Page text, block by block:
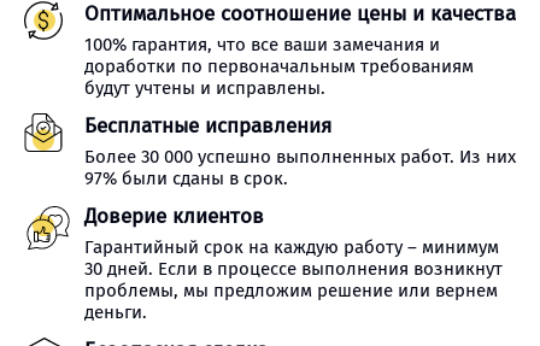
Оптимальное соотношение цены и качества
100% гарантия, что все ваши замечания и
доработки по первоначальным требованиям
будут учтены и исправлены.
Бесплатные исправления
Более 30 000 успешно выполненных работ. Из них
97% были сданы в срок.
Доверие клиентов
Гарантийный срок на каждую работу – минимум
30 дней. Если в процессе выполнения возникнут
проблемы, мы предложим решение или вернем
деньги.